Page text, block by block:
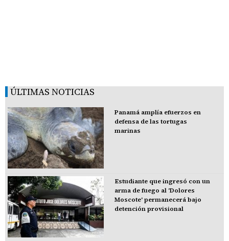
ÚLTIMAS NOTICIAS
Panamá amplía efuerzos en
defensa de las tortugas
marinas
Estudiante que ingresó con un
arma de fuego al 'Dolores
Moscote' permanecerá bajo
detención provisional